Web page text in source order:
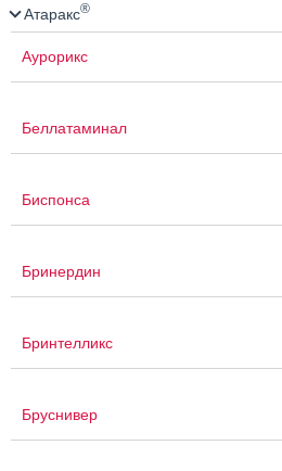
Атаракс®
Аурорикс
Беллатаминал
Биспонса
Бринердин
Бринтелликс
Бруснивер